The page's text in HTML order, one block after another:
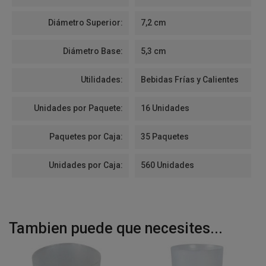
Diámetro Superior: 7,2 cm
Diámetro Base: 5,3 cm
Utilidades: Bebidas Frías y Calientes
Unidades por Paquete: 16 Unidades
Paquetes por Caja: 35 Paquetes
Unidades por Caja: 560 Unidades
Tambien puede que necesites...